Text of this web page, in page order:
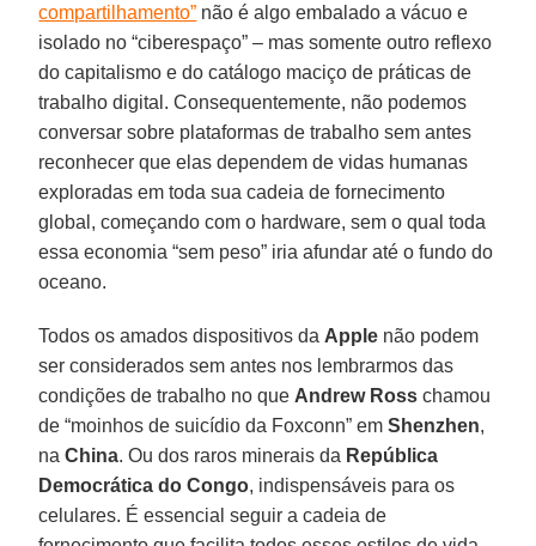
compartilhamento” não é algo embalado a vácuo e
isolado no “ciberespaço” – mas somente outro reflexo
do capitalismo e do catálogo maciço de práticas de
trabalho digital. Consequentemente, não podemos
conversar sobre plataformas de trabalho sem antes
reconhecer que elas dependem de vidas humanas
exploradas em toda sua cadeia de fornecimento
global, começando com o hardware, sem o qual toda
essa economia “sem peso” iria afundar até o fundo do
oceano.
Todos os amados dispositivos da Apple não podem
ser considerados sem antes nos lembrarmos das
condições de trabalho no que Andrew Ross chamou
de “moinhos de suicídio da Foxconn” emShenzhen,
naChina. Ou dos raros minerais da República
Democrática do Congo, indispensáveis para os
celulares. É essencial seguir a cadeia de